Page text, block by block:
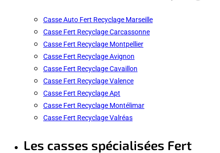
Casse Auto Fert Recyclage Marseille
Casse Fert Recyclage Carcassonne
Casse Fert Recyclage Montpellier
Casse Fert Recyclage Avignon
Casse Fert Recyclage Cavaillon
Casse Fert Recyclage Valence
Casse Fert Recyclage Apt
Casse Fert Recyclage Montélimar
Casse Fert Recyclage Valréas
Les casses spécialisées Fert